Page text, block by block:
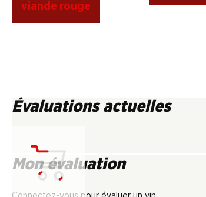
viande rouge
Évaluations actuelles
Mon évaluation